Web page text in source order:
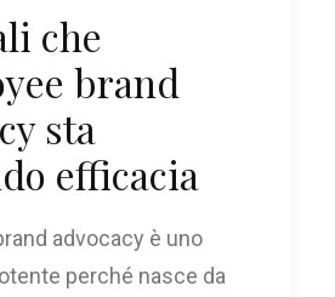
che
brand
sta
efficacia
advocacy è uno
perché nasce da